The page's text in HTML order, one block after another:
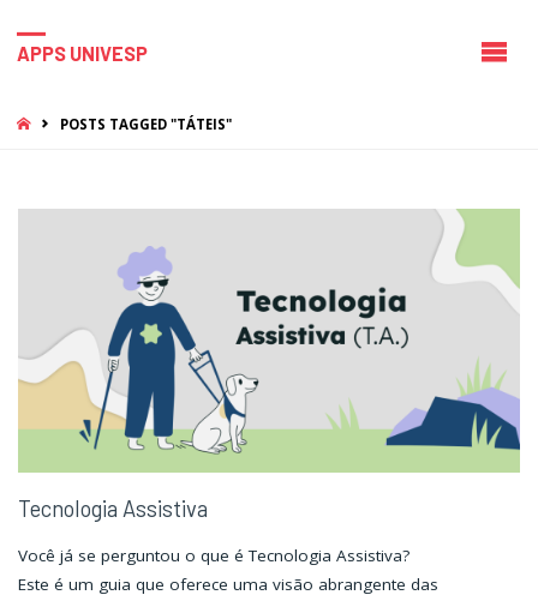
APPS UNIVESP
HOMEPOSTS TAGGED "TÁTEIS"
Tecnologia Assistiva
Você já se perguntou o que é Tecnologia Assistiva?
Este é um guia que oferece uma visão abrangente das